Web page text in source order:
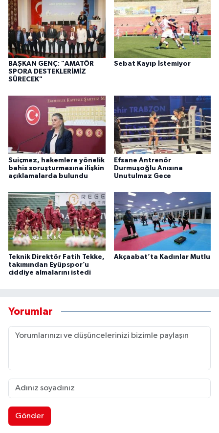
BAŞKAN GENÇ: "AMATÖR
SPORA DESTEKLERİMİZ
SÜRECEK"
Sebat Kayıp İstemiyor
Suiçmez, hakemlere yönelik
bahis soruşturmasına ilişkin
açıklamalarda bulundu
Efsane Antrenör
Durmuşoğlu Anısına
Unutulmaz Gece
Teknik Direktör Fatih Tekke,
takımından Eyüpspor’u
ciddiye almalarını istedi
Akçaabat’ta Kadınlar Mutlu
Yorumlar
Gönder